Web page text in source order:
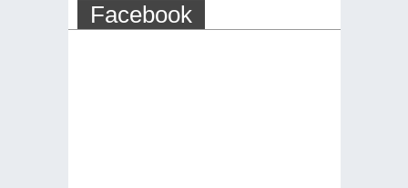
Facebook